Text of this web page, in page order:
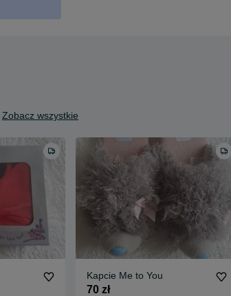
Zobacz wszystkie
Kapcie Me to You
70 zł